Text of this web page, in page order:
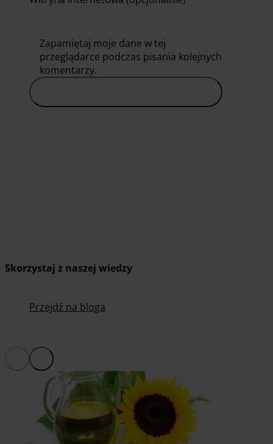
Zapamiętaj moje dane w tej
przeglądarce podczas pisania kolejnych
komentarzy.
Skorzystaj z naszej wiedzy
Przejdź na bloga